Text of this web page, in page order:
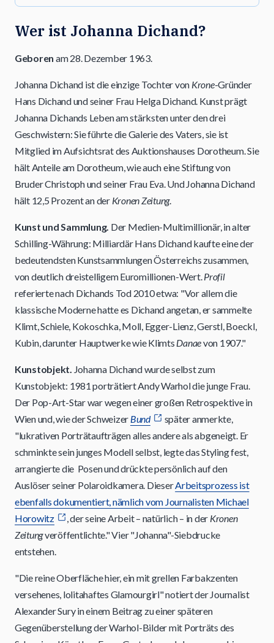
Wer ist Johanna Dichand?
Geboren am 28. Dezember 1963.
Johanna Dichand ist die einzige Tochter von Krone-Gründer
Hans Dichand und seiner Frau Helga Dichand. Kunst prägt
Johanna Dichands Leben am stärksten unter den drei
Geschwistern: Sie führte die Galerie des Vaters, sie ist
Mitglied im Aufsichtsrat des Auktionshauses Dorotheum. Sie
hält Anteile am Dorotheum, wie auch eine Stiftung von
Bruder Christoph und seiner Frau Eva. Und Johanna Dichand
hält 12,5 Prozent an der Kronen Zeitung.
Kunst und Sammlung. Der Medien-Multimillionär, in alter
Schilling-Währung: Milliardär Hans Dichand kaufte eine der
bedeutendsten Kunstsammlungen Österreichs zusammen,
von deutlich dreistelligem Euromillionen-Wert.Profil
referierte nach Dichands Tod 2010 etwa: "Vor allem die
klassische Moderne hatte es Dichand angetan, er sammelte
Klimt, Schiele, Kokoschka, Moll, Egger-Lienz, Gerstl, Boeckl,
Kubin, darunter Hauptwerke wie Klimts Danaevon 1907."
Kunstobjekt. Johanna Dichand wurde selbst zum
Kunstobjekt: 1981 porträtiert Andy Warhol die junge Frau.
Der Pop-Art-Star war wegen einer großen Retrospektive in
Wien und, wie der Schweizer Bund
später anmerkte,
"lukrativen Porträtaufträgen alles andere als abgeneigt. Er
schminkte sein junges Modell selbst, legte das Styling fest,
arrangierte die Posen und drückte persönlich auf den
Auslöser seiner Polaroidkamera. DieserArbeitsprozess ist
ebenfalls dokumentiert, nämlich vom Journalisten Michael
Horowitz
, der seine Arbeit – natürlich – in der Kronen
Zeitungveröffentlichte." Vier "Johanna"-Siebdrucke
entstehen.
"Die reine Oberfläche hier, ein mit grellen Farbakzenten
versehenes, lolitahaftes Glamourgirl" notiert der Journalist
Alexander Sury in einem Beitrag zu einer späteren
Gegenüberstellung der Warhol-Bilder mit Porträts des